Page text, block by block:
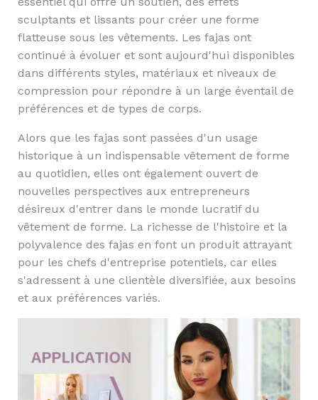
sculptants et lissants pour créer une forme
flatteuse sous les vêtements. Les fajas ont
continué à évoluer et sont aujourd'hui disponibles
dans différents styles, matériaux et niveaux de
compression pour répondre à un large éventail de
préférences et de types de corps.
Alors que les fajas sont passées d'un usage
historique à un indispensable vêtement de forme
au quotidien, elles ont également ouvert de
nouvelles perspectives aux entrepreneurs
désireux d'entrer dans le monde lucratif du
vêtement de forme. La richesse de l'histoire et la
polyvalence des fajas en font un produit attrayant
pour les chefs d'entreprise potentiels, car elles
s'adressent à une clientèle diversifiée, aux besoins
et aux préférences variés.